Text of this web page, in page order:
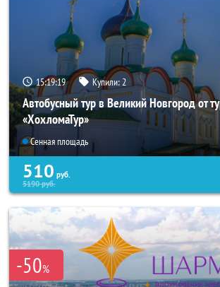
15:19:18 Купили: 2
Автобусный тур в Великий Новгород от
«ХохломаТур»
Сенная площадь
510 руб.
5190руб.
-50%